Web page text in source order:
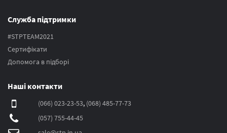
Служба підтримки
#STPTEAM2021
Сертифікати
Допомога в підборі
Наші контакти
(066) 023-23-53, (068) 485-77-73
(057) 755-44-45